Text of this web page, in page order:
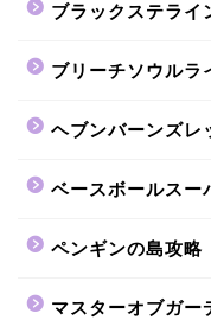
ブラックステライ
ブリーチソウルラ
ヘブンバーンズレ
ベースボールスー
ペンギンの島攻略
マスターオブガー